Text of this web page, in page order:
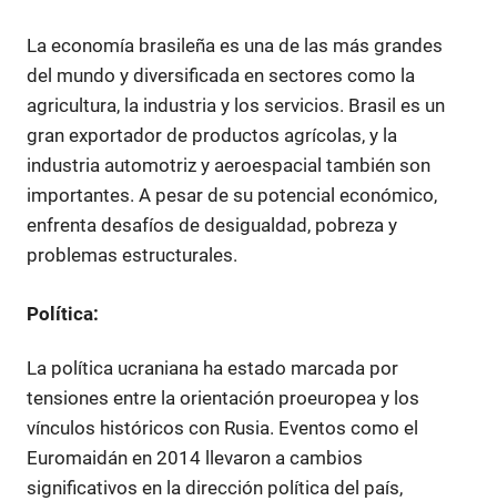
La economía brasileña es una de las más grandes
del mundo y diversificada en sectores como la
agricultura, la industria y los servicios. Brasil es un
gran exportador de productos agrícolas, y la
industria automotriz y aeroespacial también son
importantes. A pesar de su potencial económico,
enfrenta desafíos de desigualdad, pobreza y
problemas estructurales.
Política:
La política ucraniana ha estado marcada por
tensiones entre la orientación proeuropea y los
vínculos históricos con Rusia. Eventos como el
Euromaidán en 2014 llevaron a cambios
significativos en la dirección política del país,